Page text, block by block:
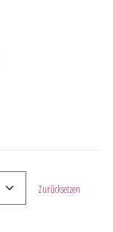
Zurücksetzen